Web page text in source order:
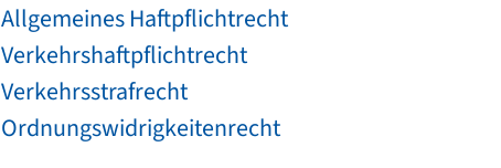
Allgemeines Haftpflichtrecht
Verkehrshaftpflichtrecht
Verkehrsstrafrecht
Ordnungswidrigkeitenrecht